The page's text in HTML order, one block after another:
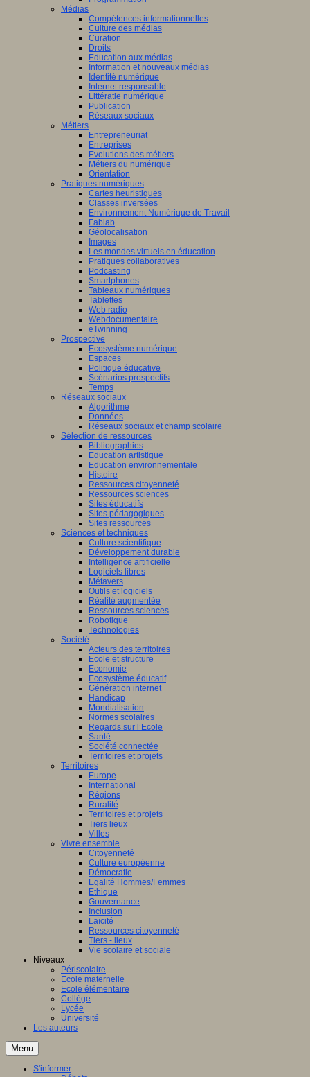
Médias
Compétences informationnelles
Culture des médias
Curation
Droits
Education aux médias
Information et nouveaux médias
Identité numérique
Internet responsable
Littératie numérique
Publication
Réseaux sociaux
Métiers
Entrepreneuriat
Entreprises
Evolutions des métiers
Métiers du numérique
Orientation
Pratiques numériques
Cartes heuristiques
Classes inversées
Environnement Numérique de Travail
Fablab
Géolocalisation
Images
Les mondes virtuels en éducation
Pratiques collaboratives
Podcasting
Smartphones
Tableaux numériques
Tablettes
Web radio
Webdocumentaire
eTwinning
Prospective
Ecosystème numérique
Espaces
Politique éducative
Scénarios prospectifs
Temps
Réseaux sociaux
Algorithme
Données
Réseaux sociaux et champ scolaire
Sélection de ressources
Bibliographies
Education artistique
Education environnementale
Histoire
Ressources citoyenneté
Ressources sciences
Sites éducatifs
Sites pédagogiques
Sites ressources
Sciences et techniques
Culture scientifique
Développement durable
Intelligence artificielle
Logiciels libres
Métavers
Outils et logiciels
Réalité augmentée
Ressources sciences
Robotique
Technologies
Société
Acteurs des territoires
Ecole et structure
Economie
Ecosystème éducatif
Génération internet
Handicap
Mondialisation
Normes scolaires
Regards sur l’Ecole
Santé
Société connectée
Territoires et projets
Territoires
Europe
International
Régions
Ruralité
Territoires et projets
Tiers lieux
Villes
Vivre ensemble
Citoyenneté
Culture européenne
Démocratie
Egalité Hommes/Femmes
Ethique
Gouvernance
Inclusion
Laïcité
Ressources citoyenneté
Tiers - lieux
Vie scolaire et sociale
Niveaux
Périscolaire
Ecole maternelle
Ecole élémentaire
Collège
Lycée
Université
Les auteurs
Menu
S'informer